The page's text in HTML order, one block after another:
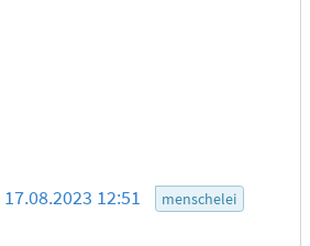
17.08.2023 12:51 menschelei